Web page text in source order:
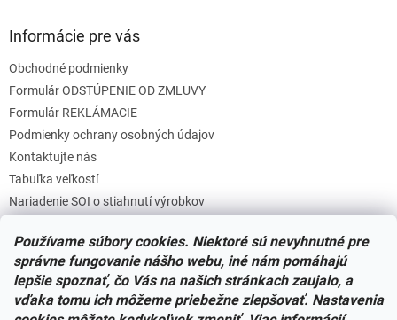
Používame súbory cookies. Niektoré sú nevyhnutné pre
správne fungovanie nášho webu, iné nám pomáhajú
lepšie spoznať, čo Vás na našich stránkach zaujalo, a
vďaka tomu ich môžeme priebežne zlepšovať. Nastavenia
Informácie pre vás
Obchodné podmienky
Formulár ODSTÚPENIE OD ZMLUVY
Formulár REKLÁMACIE
Podmienky ochrany osobných údajov
Kontaktujte nás
Tabuľka veľkostí
Nariadenie SOI o stiahnutí výrobkov
Zásady súborov COOKIES
Facebook